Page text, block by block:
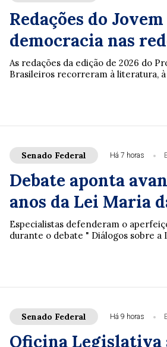
Redações do
democracia nas
As redações da edição de 2026 do
Brasileiros recorreram à literatura, à
Senado Federal Há 7 horas
Debate aponta
anos da Lei Maria
Especialistas defenderam o
durante o debate " Diálogos sobre a
Senado Federal Há 9 horas
Oficina